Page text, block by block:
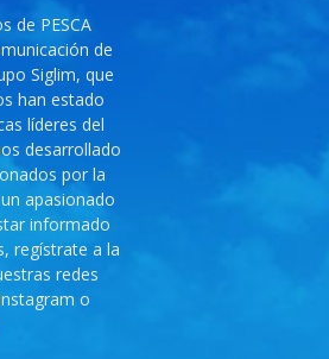
de PESCA
de
Siglim, que
han estado
líderes del
desarrollado
por la
apasionado
informado
regístrate a la
redes
o